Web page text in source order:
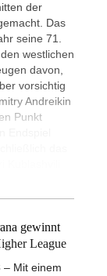
der
Das
seine 71.
westlichen
davon,
vorsichtig
Andreikin
Punkt
gewinnt
League
– Mit einem